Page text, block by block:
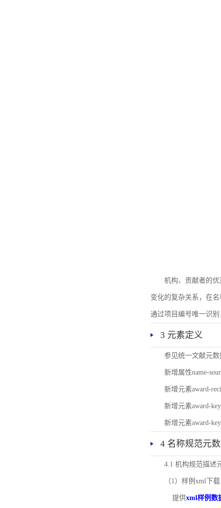
机构、贡献者的
变化的复杂关系，在
通过项目编号唯一识
3 元素定义
参见统一文献元
新增属性name-
新增元素award-
新增元素award-
新增元素award-
4 名称规范元
4.1 机构规范描述
（1）样例xml下载
提供xml样例数